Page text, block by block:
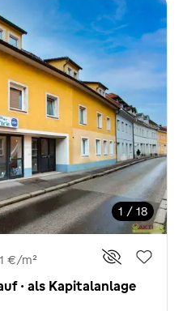
1 / 18
€/m²
· als Kapitalanlage